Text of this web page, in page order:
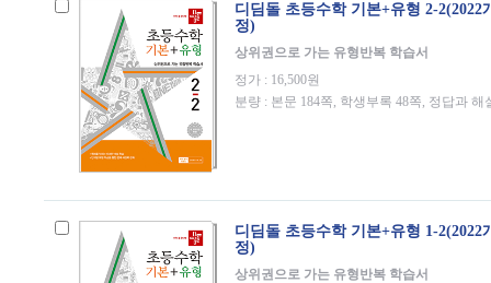
디딤돌 초등수학 기본+유형 2-2(2022
정)
상위권으로 가는 유형반복 학습서
정가 : 16,500원
분량 : 본문 184쪽, 학생부록 48쪽, 정답과 해
디딤돌 초등수학 기본+유형 1-2(2022
정)
상위권으로 가는 유형반복 학습서